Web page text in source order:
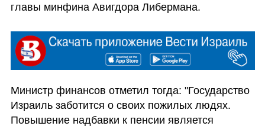
главы минфина Авигдора Либермана.
Министр финансов отметил тогда: "Государство
Израиль заботится о своих пожилых людях.
Повышение надбавки к пенсии является